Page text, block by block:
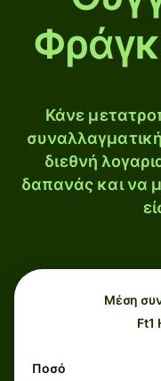
Κάνε
διεθνή
δαπανάς και να
Μέση
Ft1
Ποσό